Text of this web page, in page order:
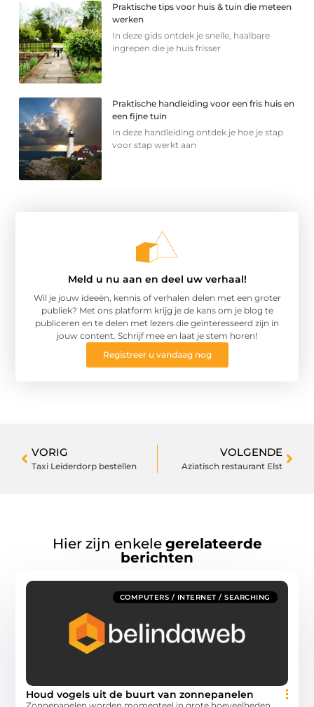
Praktische tips voor huis & tuin die meteen
werken
In deze gids ontdek je snelle, haalbare
ingrepen die je huis frisser
Praktische handleiding voor een fris huis en
een fijne tuin
In deze handleiding ontdek je hoe je stap
voor stap werkt aan
Meld u nu aan en deel uw verhaal!
Wil je jouw ideeën, kennis of verhalen delen met een groter
publiek? Met ons platform krijg je de kans om je blog te
publiceren en te delen met lezers die geïnteresseerd zijn in
jouw content. Schrijf mee en laat je stem horen!
Registreer u vandaag nog
VORIG
Taxi Leiderdorp bestellen
VOLGENDE
Aziatisch restaurant Elst
Hier zijn enkele gerelateerde
berichten
COMPUTERS / INTERNET / SEARCHING
Houd vogels uit de buurt van zonnepanelen